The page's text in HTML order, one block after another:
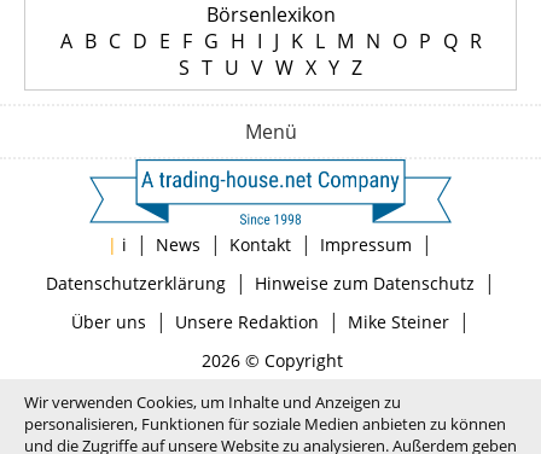
Börsenlexikon
A B C D E F G H I J K L M N O P Q R
S T U V W X Y Z
Menü
| i | News | Kontakt | Impressum |
Datenschutzerklärung| Hinweise zum Datenschutz |
Über uns | Unsere Redaktion | Mike Steiner|
2026 © Copyright
Wir verwenden Cookies, um Inhalte und Anzeigen zu
personalisieren, Funktionen für soziale Medien anbieten zu können
und die Zugriffe auf unsere Website zu analysieren. Außerdem geben